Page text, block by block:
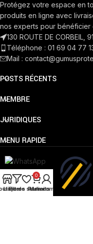
Protégez votre espace en
produits en ligne avec
nos experts pour bénéficier
130 ROUTE DE CORBEIL,
Téléphone : 01 69 04 77
Mail :
POSTS RÉCENTS
MEMBRE
JURIDIQUES
MENU RAPIDE
Copyright © 2025 -
Filtres
Liste de souhaits
0
Panier
Mon compte